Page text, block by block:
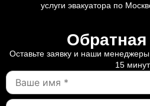
услуги эвакуатора по
Обратная
Оставьте заявку и наши
15 минут